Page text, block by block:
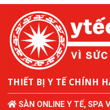
THIẾT BỊ Y TẾ CHÍNH
SÀN ONLINE Y TẾ, SPA